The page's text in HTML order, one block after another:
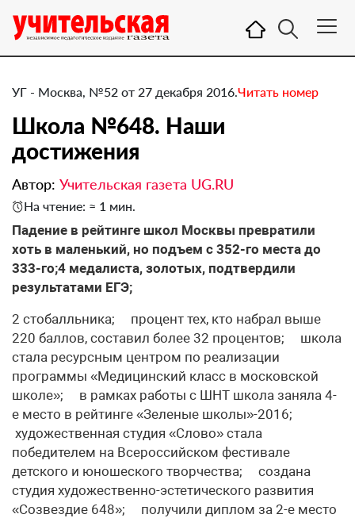
УГ - Москва, №52 от 27 декабря 2016.Читать номер
Школа №648. ​Наши
достижения
Автор: Учительская газета UG.RU
На чтение: ≈ 1 мин.
Падение в рейтинге школ Москвы превратили
хоть в маленький, но подъем с 352-го места до
333-го;4 медалиста, золотых, подтвердили
результатами ЕГЭ;
2 стобалльника; процент тех, кто набрал выше
220 баллов, составил более 32 процентов; школа
стала ресурсным центром по реализации
программы «Медицинский класс в московской
школе»; в рамках работы с ШНТ школа заняла 4-
е место в рейтинге «Зеленые школы»-2016;
художественная студия «Слово» стала
победителем на Всероссийском фестивале
детского и юношеского творчества; создана
студия художественно-эстетического развития
«Созвездие 648»; получили диплом за 2-е место